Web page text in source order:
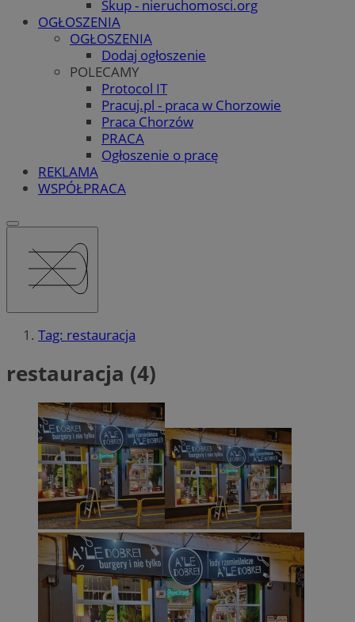
Skup - nieruchomosci.org
OGŁOSZENIA
OGŁOSZENIA
Dodaj ogłoszenie
POLECAMY
Protocol IT
Pracuj.pl - praca w Chorzowie
Praca Chorzów
PRACA
Ogłoszenie o pracę
REKLAMA
WSPÓŁPRACA
Tag: restauracja
restauracja (4)